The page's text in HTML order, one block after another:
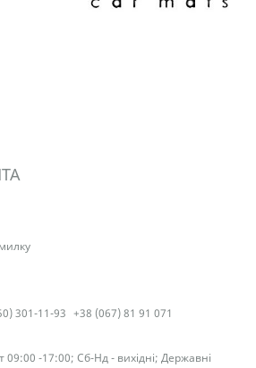
301-11-93 +38 (067) 81 91 071
09:00 -17:00; Сб-Нд - вихідні; Державні